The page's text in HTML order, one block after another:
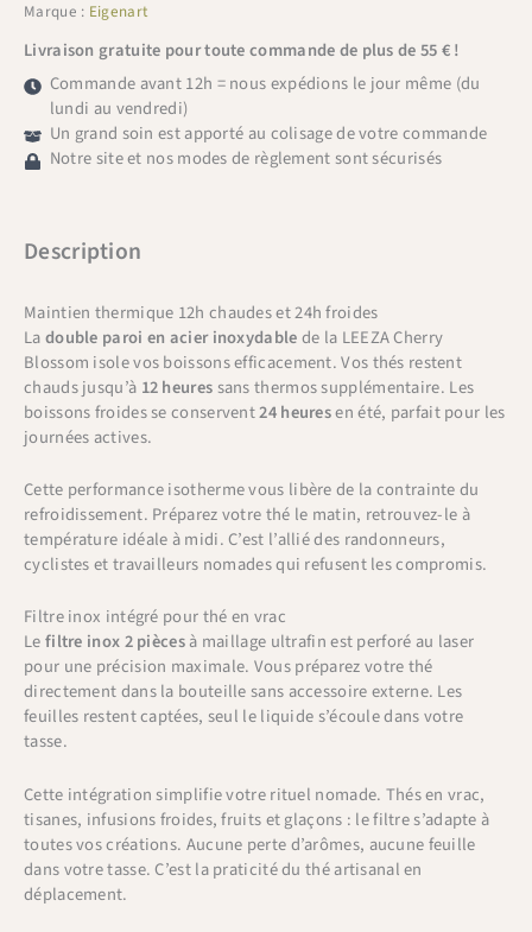
Marque : Eigenart
Livraison gratuite pour toute commande de plus de 55 € !
Commande avant 12h = nous expédions le jour même (du
lundi au vendredi)
Un grand soin est apporté au colisage de votre commande
Notre site et nos modes de règlement sont sécurisés
Description
Maintien thermique 12h chaudes et 24h froides
Ladouble paroi en acier inoxydablede la LEEZA Cherry
Blossom isole vos boissons efficacement. Vos thés restent
chauds jusqu’à 12 heuressans thermos supplémentaire. Les
boissons froides se conservent24 heuresen été, parfait pour les
journées actives.
Cette performance isotherme vous libère de la contrainte du
refroidissement. Préparez votre thé le matin, retrouvez-le à
température idéale à midi. C’est l’allié des randonneurs,
cyclistes et travailleurs nomades qui refusent les compromis.
Filtre inox intégré pour thé en vrac
Lefiltre inox 2 piècesà maillage ultrafin est perforé au laser
pour une précision maximale. Vous préparez votre thé
directement dans la bouteille sans accessoire externe. Les
feuilles restent captées, seul le liquide s’écoule dans votre
tasse.
Cette intégration simplifie votre rituel nomade. Thés en vrac,
tisanes, infusions froides, fruits et glaçons : le filtre s’adapte à
toutes vos créations. Aucune perte d’arômes, aucune feuille
dans votre tasse. C’est la praticité du thé artisanal en
déplacement.